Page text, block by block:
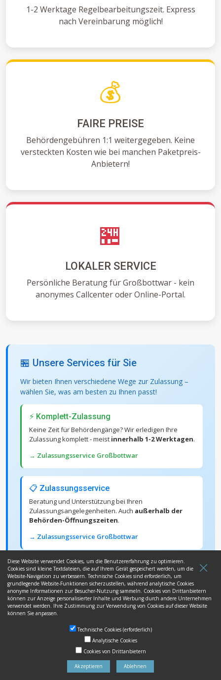
1-2 Werktage Regelbearbeitungszeit. Express
nach Vereinbarung möglich!
💰
FAIRE PREISE
Behördengebühren 1:1 weitergegeben. Keine
versteckten Kosten wie bei manchen Paketpreis-
Anbietern!
🏪
LOKALER SERVICE
Persönliche Beratung für Großbottwar - kein
anonymes Callcenter oder Online-Portal.
🏪 Unsere Services für Sie
Wir bieten Ihnen verschiedene Wege zur Zulassung –
wählen Sie, was am besten zu Ihnen passt!
⚡ Komplett-Zulassung
Keine Zeit für Behördengänge? Wir erledigen Ihre
Zulassung komplett - meist innerhalb 1-2 Werktagen.
→ Zulassungsservice Großbottwar
📋 Zulassungsservice
Beratung und Unterstützung bei Ihren
Zulassungsangelegenheiten. Auch außerhalb der
Behörden-Öffnungszeiten.
→ Zulassungsservice Großbottwar
⚡ Kurzzeitkennzeichen
Sie benötigen dringend ein Kurzzeitkennzeichen?
Schnelle Bearbeitungfür Überführung & Probefahrt.
→ Kurzzeitkennzeichen Großbottwar
⭐ Wunschkennzeichen
Ihr persönliches LB- oder VAI-Kennzeichen.
Reservierung + Prägung alles an einem Ort
Diese Website verwendet Cookies, um die Benutzererfahrung zu optimieren.
Cookies sind kleine Textdateien, die auf Ihrem Gerät gespeichert werden, um die
Website-Navigation zu verbessern. Technische Cookies sind erforderlich, um
grundlegende Website-Funktionen sicherzustellen, während analytische Cookies
anonyme Informationen zur Besucher-Nutzung sammeln. Cookies von Drittanbietern
können zur Anzeige personalisierter Inhalte und Werbung durch andere Unternehmen
verwendet werden. Ihre Zustimmung zur Verwendung von Cookies auf dieser Website
können Sie anpassen.
Technische Cookies (erforderlich)
Analytische Cookies
Cookies von Drittanbietern
Akzeptieren Ablehnen